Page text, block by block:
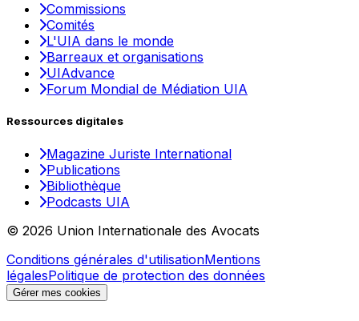
Commissions
Comités
L'UIA dans le monde
Barreaux et organisations
UIAdvance
Forum Mondial de Médiation UIA
Ressources digitales
Magazine Juriste International
Publications
Bibliothèque
Podcasts UIA
© 2026 Union Internationale des Avocats
Conditions générales d'utilisationMentions
légalesPolitique de protection des données
Gérer mes cookies